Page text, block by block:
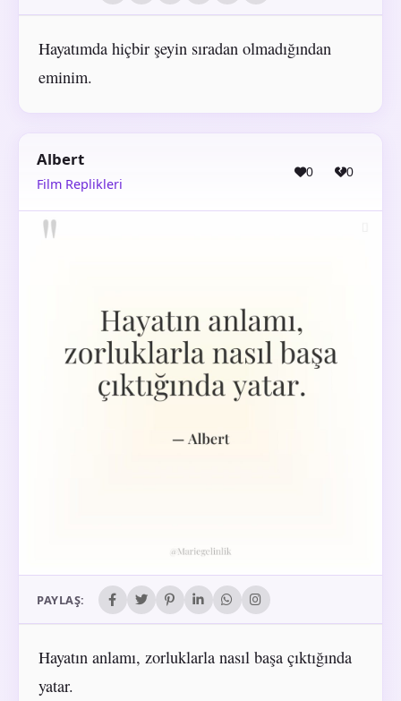
Hayatımda hiçbir şeyin sıradan olmadığından
eminim.
Albert
Film Replikleri
0 0
PAYLAŞ:
Hayatın anlamı, zorluklarla nasıl başa çıktığında
yatar.